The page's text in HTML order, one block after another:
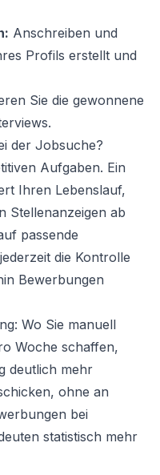
Anschreiben und
Profils erstellt und
Sie die gewonnene
der Jobsuche?
Aufgaben. Ein
Ihren Lebenslauf,
Stellenanzeigen ab
passende
die Kontrolle
Bewerbungen
Wo Sie manuell
Woche schaffen,
deutlich mehr
ohne an
bei
statistisch mehr